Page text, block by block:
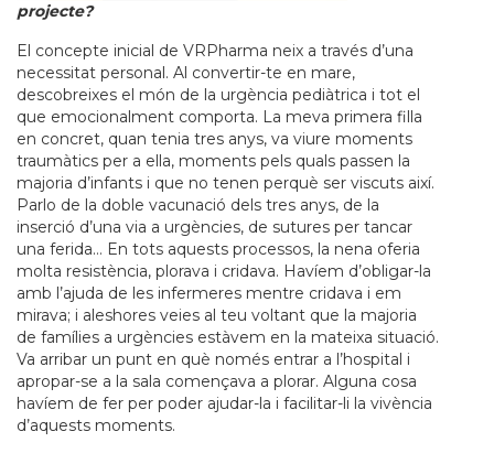
projecte?
El concepte inicial de VRPharma neix a través d’una
necessitat personal. Al convertir-te en mare,
descobreixes el món de la urgència pediàtrica i tot el
que emocionalment comporta. La meva primera filla
en concret, quan tenia tres anys, va viure moments
traumàtics per a ella, moments pels quals passen la
majoria d’infants i que no tenen perquè ser viscuts així.
Parlo de la doble vacunació dels tres anys, de la
inserció d’una via a urgències, de sutures per tancar
una ferida… En tots aquests processos, la nena oferia
molta resistència, plorava i cridava. Havíem d’obligar-la
amb l’ajuda de les infermeres mentre cridava i em
mirava; i aleshores veies al teu voltant que la majoria
de famílies a urgències estàvem en la mateixa situació.
Va arribar un punt en què només entrar a l’hospital i
apropar-se a la sala començava a plorar. Alguna cosa
havíem de fer per poder ajudar-la i facilitar-li la vivència
d’aquests moments.